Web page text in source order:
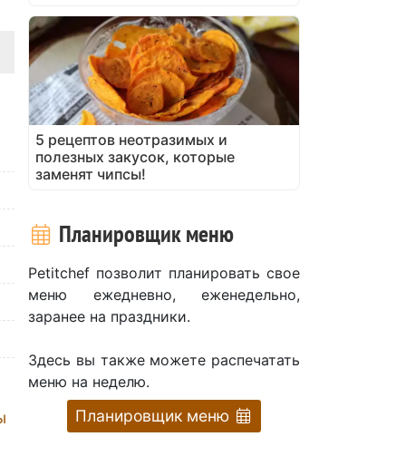
5 рецептов неотразимых и
полезных закусок, которые
заменят чипсы!
Планировщик меню
Petitchef позволит планировать свое
меню ежедневно, еженедельно,
заранее на праздники.
Здесь вы также можете распечатать
меню на неделю.
Планировщик меню